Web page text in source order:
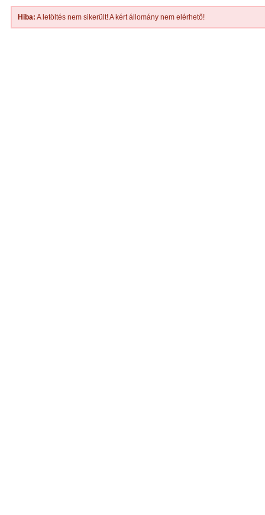
Hiba: A letöltés nem sikerült! A kért állomány nem elérhető!